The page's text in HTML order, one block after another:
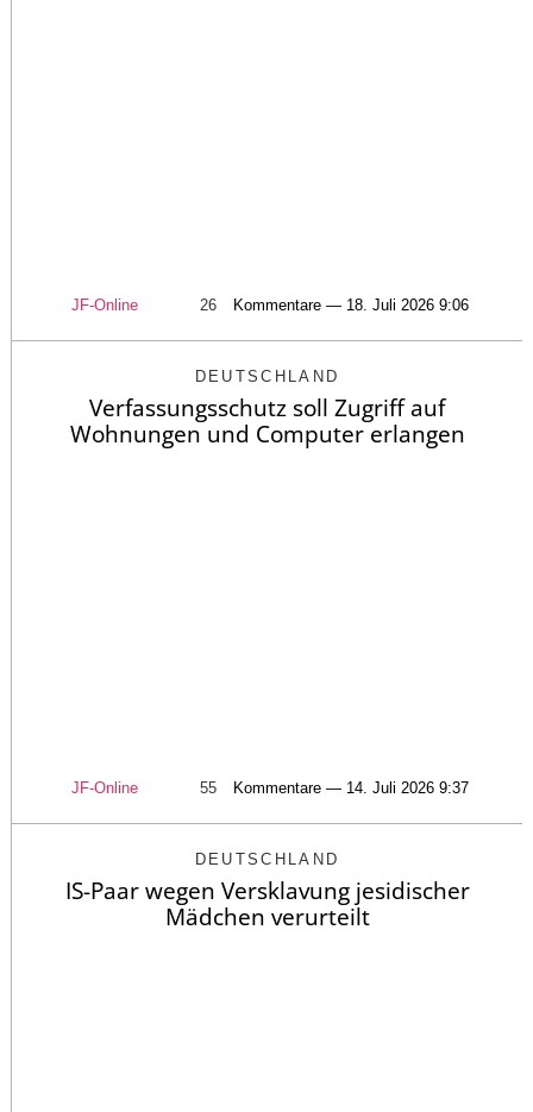
JF-Online 26 Kommentare — 18. Juli 2026 9:06
DEUTSCHLAND
Verfassungsschutz soll Zugriff auf
Wohnungen und Computer erlangen
JF-Online 55 Kommentare — 14. Juli 2026 9:37
DEUTSCHLAND
IS-Paar wegen Versklavung jesidischer
Mädchen verurteilt